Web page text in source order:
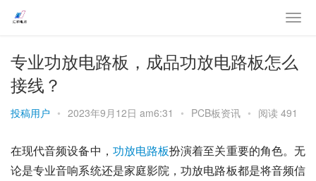
专业功放电路板，成品功放电路板怎么
接线？
投稿用户 • 2023年9月12日 am6:31 • PCB板资讯 • 阅读 491
在现代音频设备中， 功放电路板扮演着至关重要的角色。无
论是专业音响系统还是家庭影院，功放电路板都是将音频信